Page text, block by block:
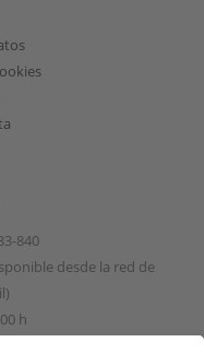
840
desde la red de
h